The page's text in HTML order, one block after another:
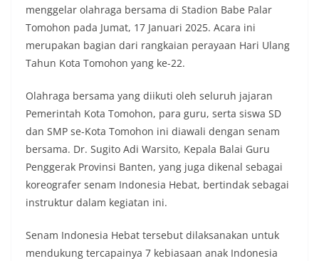
menggelar olahraga bersama di Stadion Babe Palar
Tomohon pada Jumat, 17 Januari 2025. Acara ini
merupakan bagian dari rangkaian perayaan Hari Ulang
Tahun Kota Tomohon yang ke-22.
Olahraga bersama yang diikuti oleh seluruh jajaran
Pemerintah Kota Tomohon, para guru, serta siswa SD
dan SMP se-Kota Tomohon ini diawali dengan senam
bersama. Dr. Sugito Adi Warsito, Kepala Balai Guru
Penggerak Provinsi Banten, yang juga dikenal sebagai
koreografer senam Indonesia Hebat, bertindak sebagai
instruktur dalam kegiatan ini.
Senam Indonesia Hebat tersebut dilaksanakan untuk
mendukung tercapainya 7 kebiasaan anak Indonesia